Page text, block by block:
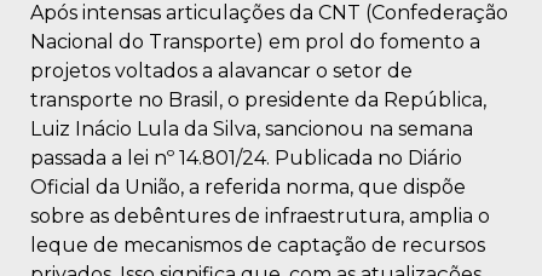
Após intensas articulações da CNT (Confederação
Nacional do Transporte) em prol do fomento a
projetos voltados a alavancar o setor de
transporte no Brasil, o presidente da República,
Luiz Inácio Lula da Silva, sancionou na semana
passada a lei nº 14.801/24. Publicada no Diário
Oficial da União, a referida norma, que dispõe
sobre as debêntures de infraestrutura, amplia o
leque de mecanismos de captação de recursos